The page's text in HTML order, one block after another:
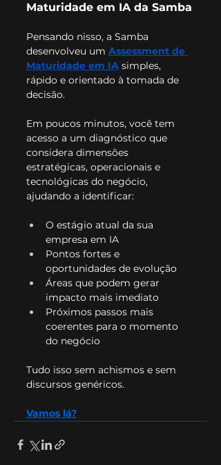
Maturidade em IA da Samba
Pensando nisso, a Samba
desenvolveu um Assessment de
Maturidade em IA simples,
rápido e orientado à tomada de
decisão.
Em poucos minutos, você tem
acesso a um diagnóstico que
considera dimensões
estratégicas, operacionais e
tecnológicas do negócio,
ajudando a identificar:
O estágio atual da sua
empresa em IA
Pontos fortes e
oportunidades de evolução
Áreas que podem gerar
impacto mais imediato
Próximos passos mais
coerentes para o momento
do negócio
Tudo isso sem achismos e sem
discursos genéricos.
Vamos lá?